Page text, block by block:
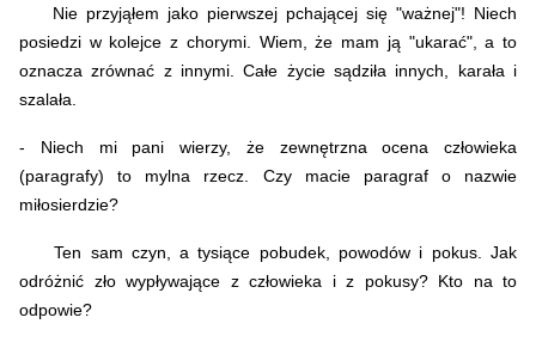
Nie przyjąłem jako pierwszej pchającej się "ważnej"! Niech
posiedzi w kolejce z chorymi. Wiem, że mam ją "ukarać", a to
oznacza zrównać z innymi. Całe życie sądziła innych, karała i
szalała.
- Niech mi pani wierzy, że zewnętrzna ocena człowieka
(paragrafy) to mylna rzecz. Czy macie paragraf o nazwie
miłosierdzie?
Ten sam czyn, a tysiące pobudek, powodów i pokus. Jak
odróżnić zło wypływające z człowieka i z pokusy? Kto na to
odpowie?